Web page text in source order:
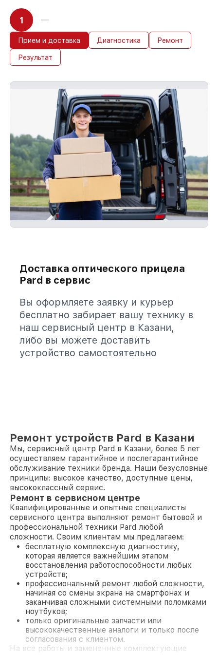
1
Прием и доставка Диагностика Ремонт
Результат
Доставка оптического прицела
Pard в сервис
Вы оформляете заявку и курьер
бесплатно забирает вашу технику в
наш сервисный центр в Казани,
либо вы можете доставить
устройство самостоятельно
Ремонт устройств Pard в Казани
Мы, сервисный центр Pard в Казани, более 5 лет
осуществляем гарантийное и послегарантийное
обслуживание техники бренда. Наши безусловные
принципы: высокое качество, доступные цены,
высококлассный сервис.
Ремонт в сервисном центре
Квалифицированные и опытные специалисты
сервисного центра выполняют ремонт бытовой и
профессиональной техники Pard любой
сложности. Своим клиентам мы предлагаем:
бесплатную комплексную диагностику,
которая является важнейшим этапом
восстановления работоспособности любых
устройств;
профессиональный ремонт любой сложности,
начиная со смены экрана на смартфонах и
заканчивая сложными системными поломками
ноутбуков;
только оригинальные запчасти или
высококачественные аналоги и только после
согласования с клиентом.
На все работы и замененные комплектующие